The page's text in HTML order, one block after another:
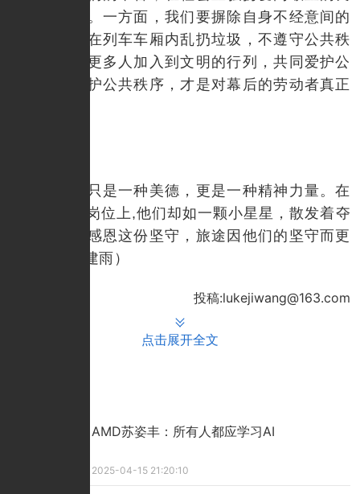
好道德风尚。一方面，我们要摒除自身不经意间的
坏习惯，如在列车车厢内乱扔垃圾，不遵守公共秩
序等，只有更多人加入到文明的行列，共同爱护公
共设施，维护公共秩序，才是对幕后的劳动者真正
坚守不只是一种美德，更是一种精神力量。在
平凡的工作岗位上,他们却如一颗小星星，散发着夺
目的光芒。感恩这份坚守，旅途因他们的坚守而更
温暖。（张建雨）
投稿:lukejiwang@163.com
点击展开全文
AMD苏姿丰：所有人都应学习AI
2025-04-15 21:20:10